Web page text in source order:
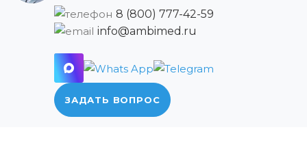
8 (800) 777-42-59
info@ambimed.ru
ЗАДАТЬ ВОПРОС